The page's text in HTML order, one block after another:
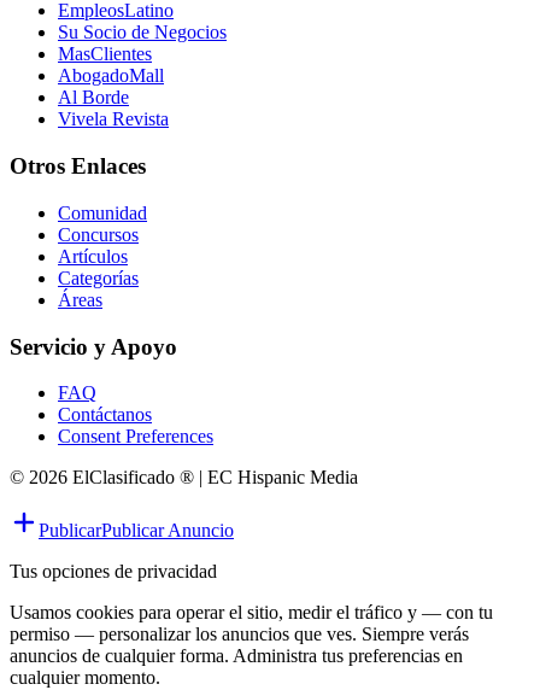
EmpleosLatino
Su Socio de Negocios
MasClientes
AbogadoMall
Al Borde
Vivela Revista
Otros Enlaces
Comunidad
Concursos
Artículos
Categorías
Áreas
Servicio y Apoyo
FAQ
Contáctanos
Consent Preferences
© 2026 ElClasificado ® | EC Hispanic Media
PublicarPublicar Anuncio
Tus opciones de privacidad
Usamos cookies para operar el sitio, medir el tráfico y — con tu
permiso — personalizar los anuncios que ves. Siempre verás
anuncios de cualquier forma. Administra tus preferencias en
cualquier momento.